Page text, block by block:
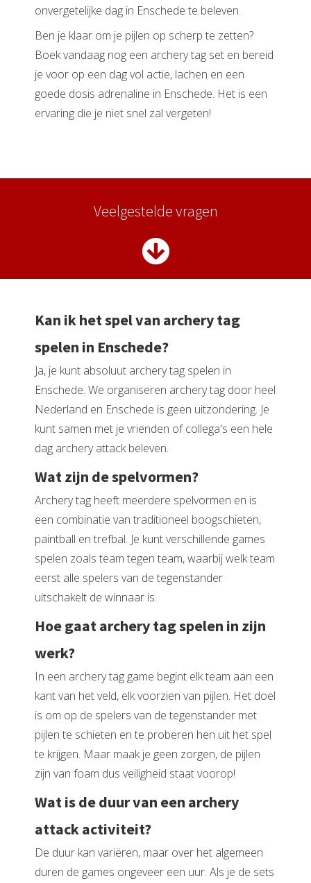
onvergetelijke dag in Enschede te beleven.
Ben je klaar om je pijlen op scherp te zetten?
Boek vandaag nog een archery tag set en bereid
je voor op een dag vol actie, lachen en een
goede dosis adrenaline in Enschede. Het is een
ervaring die je niet snel zal vergeten!
Veelgestelde vragen
Kan ik het spel van archery tag
spelen in Enschede?
Ja, je kunt absoluut archery tag spelen in
Enschede. We organiseren archery tag door heel
Nederland en Enschede is geen uitzondering. Je
kunt samen met je vrienden of collega's een hele
dag archery attack beleven.
Wat zijn de spelvormen?
Archery tag heeft meerdere spelvormen en is
een combinatie van traditioneel boogschieten,
paintball en trefbal. Je kunt verschillende games
spelen zoals team tegen team, waarbij welk team
eerst alle spelers van de tegenstander
uitschakelt de winnaar is.
Hoe gaat archery tag spelen in zijn
werk?
In een archery tag game begint elk team aan een
kant van het veld, elk voorzien van pijlen. Het doel
is om op de spelers van de tegenstander met
pijlen te schieten en te proberen hen uit het spel
te krijgen. Maar maak je geen zorgen, de pijlen
zijn van foam dus veiligheid staat voorop!
Wat is de duur van een archery
attack activiteit?
De duur kan variëren, maar over het algemeen
duren de games ongeveer een uur. Als je de sets